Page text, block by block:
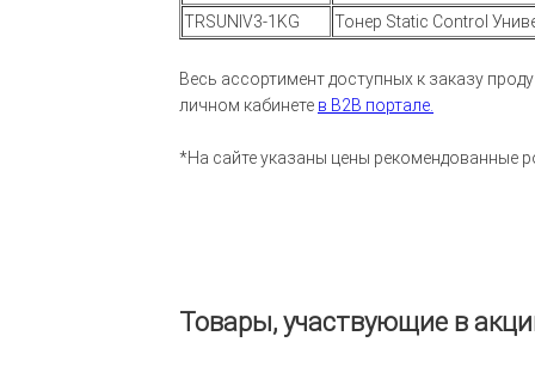
TRSUNIV3-1KG
Тонер Static Control
Весь ассортимент доступных к заказу
личном кабинете в B2B портале.
*На сайте указаны цены рекомендованные
Товары, участвующие в